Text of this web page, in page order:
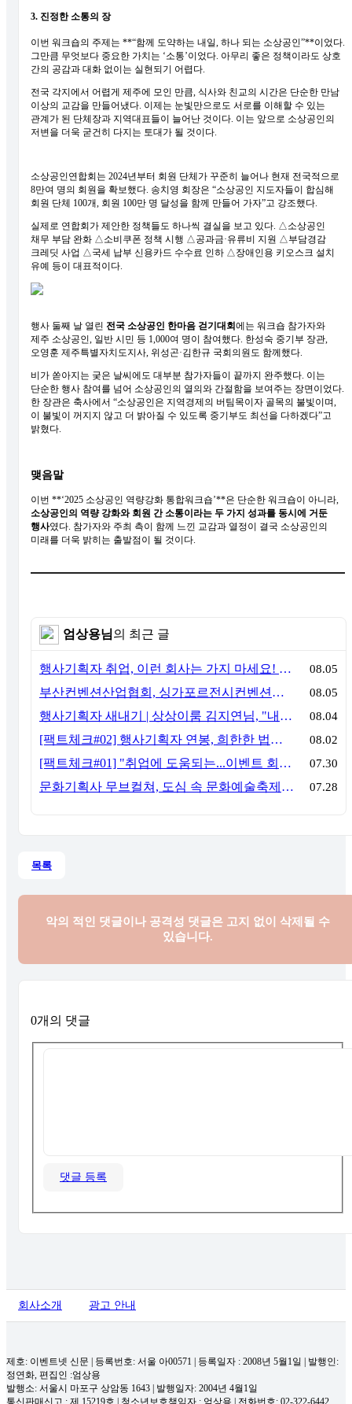
3. 진정한 소통의 장
이번 워크숍의 주제는 **“함께 도약하는 내일, 하나 되는 소상공인”**이었다.
그만큼 무엇보다 중요한 가치는 ‘소통’이었다. 아무리 좋은 정책이라도 상호
간의 공감과 대화 없이는 실현되기 어렵다.
전국 각지에서 어렵게 제주에 모인 만큼, 식사와 친교의 시간은 단순한 만남
이상의 교감을 만들어냈다. 이제는 눈빛만으로도 서로를 이해할 수 있는
관계가 된 단체장과 지역대표들이 늘어난 것이다. 이는 앞으로 소상공인의
저변을 더욱 굳건히 다지는 토대가 될 것이다.
소상공인연합회는 2024년부터 회원 단체가 꾸준히 늘어나 현재 전국적으로
8만여 명의 회원을 확보했다. 송치영 회장은 “소상공인 지도자들이 합심해
회원 단체 100개, 회원 100만 명 달성을 함께 만들어 가자”고 강조했다.
실제로 연합회가 제안한 정책들도 하나씩 결실을 보고 있다. △소상공인
채무 부담 완화 △소비쿠폰 정책 시행 △공과금·유류비 지원 △부담경감
크레딧 사업 △국세 납부 신용카드 수수료 인하 △장애인용 키오스크 설치
유예 등이 대표적이다.
행사 둘째 날 열린 전국 소상공인 한마음 걷기대회에는 워크숍 참가자와
제주 소상공인, 일반 시민 등 1,000여 명이 참여했다. 한성숙 중기부 장관,
오영훈 제주특별자치도지사, 위성곤·김한규 국회의원도 함께했다.
비가 쏟아지는 궂은 날씨에도 대부분 참가자들이 끝까지 완주했다. 이는
단순한 행사 참여를 넘어 소상공인의 열의와 간절함을 보여주는 장면이었다.
한 장관은 축사에서 “소상공인은 지역경제의 버팀목이자 골목의 불빛이며,
이 불빛이 꺼지지 않고 더 밝아질 수 있도록 중기부도 최선을 다하겠다”고
밝혔다.
맺음말
이번 **‘2025 소상공인 역량강화 통합워크숍’**은 단순한 워크숍이 아니라,
소상공인의 역량 강화와 회원 간 소통이라는 두 가지 성과를 동시에 거둔
행사였다. 참가자와 주최 측이 함께 느낀 교감과 열정이 결국 소상공인의
미래를 더욱 밝히는 출발점이 될 것이다.
엄상용님의 최근 글
행사기획자 취업, 이런 회사는 가지 마세요! 신입이 꼭 알아야 할 5가지 기준[이벤트산업 팩트체크#3] 08.05
부산컨벤션산업협회, 싱가포르전시컨벤션협회(SACEOS)와 업무협약 체결… 아시아 마이스 협력 확대 08.05
행사기획자 새내기 | 상상이룸 김지연님, "내 맘대로, 내 뜻대로 행사를 만든다 08.04
[팩트체크#02] 행사기획자 연봉, 희한한 법칙~ '첨에는 비실, 3년만 지나면 튼실' 08.02
[팩트체크#01] "취업에 도움되는...이벤트 회사, 어떻게 구분할까?"… 1인당 매출 '3억 원'의 법칙 07.30
문화기획사 무브컬쳐, 도심 속 문화예술축제 ‘서초 클래식 테마파크: 봄밤의 클래식’ 성공적 연출 07.28
목록
악의 적인 댓글이나 공격성 댓글은 고지 없이 삭제될 수
있습니다.
0개의 댓글
댓글 등록
회사소개 광고 안내
제호: 이벤트넷 신문 | 등록번호: 서울 아00571
등록일자 : 2008년 5월1일 | 발행인:
정연화, 편집인 :엄상용
발행소: 서울시 마포구 상암동 1643 | 발행일자: 2004년 4월1일
통신판매신고 : 제 15219호
청소년보호책임자 : 엄상용 | 전화번호: 02-322-6442